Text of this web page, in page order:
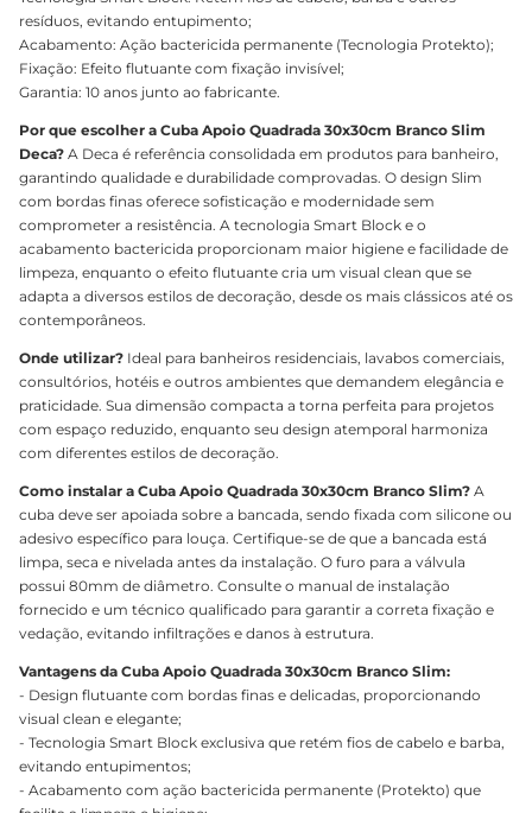
resíduos, evitando entupimento;
Acabamento: Ação bactericida permanente (Tecnologia Protekto);
Fixação: Efeito flutuante com fixação invisível;
Garantia: 10 anos junto ao fabricante.
Por que escolher a Cuba Apoio Quadrada 30x30cm Branco Slim
Deca? A Deca é referência consolidada em produtos para banheiro,
garantindo qualidade e durabilidade comprovadas. O design Slim
com bordas finas oferece sofisticação e modernidade sem
comprometer a resistência. A tecnologia Smart Block e o
acabamento bactericida proporcionam maior higiene e facilidade de
limpeza, enquanto o efeito flutuante cria um visual clean que se
adapta a diversos estilos de decoração, desde os mais clássicos até os
contemporâneos.
Onde utilizar? Ideal para banheiros residenciais, lavabos comerciais,
consultórios, hotéis e outros ambientes que demandem elegância e
praticidade. Sua dimensão compacta a torna perfeita para projetos
com espaço reduzido, enquanto seu design atemporal harmoniza
com diferentes estilos de decoração.
Como instalar a Cuba Apoio Quadrada 30x30cm Branco Slim? A
cuba deve ser apoiada sobre a bancada, sendo fixada com silicone ou
adesivo específico para louça. Certifique-se de que a bancada está
limpa, seca e nivelada antes da instalação. O furo para a válvula
possui 80mm de diâmetro. Consulte o manual de instalação
fornecido e um técnico qualificado para garantir a correta fixação e
vedação, evitando infiltrações e danos à estrutura.
Vantagens da Cuba Apoio Quadrada 30x30cm Branco Slim:
- Design flutuante com bordas finas e delicadas, proporcionando
visual clean e elegante;
- Tecnologia Smart Block exclusiva que retém fios de cabelo e barba,
evitando entupimentos;
- Acabamento com ação bactericida permanente (Protekto) que